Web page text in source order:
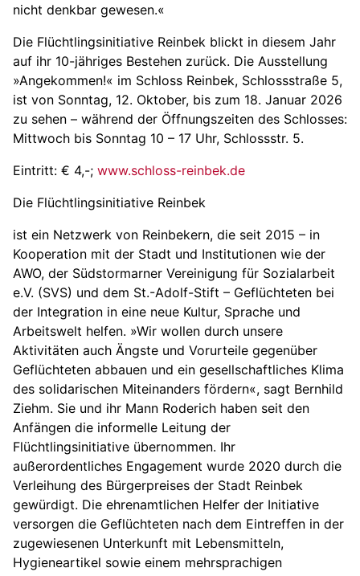
nicht denkbar gewesen.«
Die Flüchtlingsinitiative Reinbek blickt in diesem Jahr
auf ihr 10-jähriges Bestehen zurück. Die Ausstellung
»Angekommen!« im Schloss Reinbek, Schlossstraße 5,
ist von Sonntag, 12. Oktober, bis zum 18. Januar 2026
zu sehen – während der Öffnungszeiten des Schlosses:
Mittwoch bis Sonntag 10 – 17 Uhr, Schlossstr. 5.
Eintritt: € 4,-; www.schloss-reinbek.de
Die Flüchtlingsinitiative Reinbek
ist ein Netzwerk von Reinbekern, die seit 2015 – in
Kooperation mit der Stadt und Institutionen wie der
AWO, der Südstormarner Vereinigung für Sozialarbeit
e.V. (SVS) und dem St.-Adolf-Stift – Geflüchteten bei
der Integration in eine neue Kultur, Sprache und
Arbeitswelt helfen. »Wir wollen durch unsere
Aktivitäten auch Ängste und Vorurteile gegenüber
Geflüchteten abbauen und ein gesellschaftliches Klima
des solidarischen Miteinanders fördern«, sagt Bernhild
Ziehm. Sie und ihr Mann Roderich haben seit den
Anfängen die informelle Leitung der
Flüchtlingsinitiative übernommen. Ihr
außerordentliches Engagement wurde 2020 durch die
Verleihung des Bürgerpreises der Stadt Reinbek
gewürdigt. Die ehrenamtlichen Helfer der Initiative
versorgen die Geflüchteten nach dem Eintreffen in der
zugewiesenen Unterkunft mit Lebensmitteln,
Hygieneartikel sowie einem mehrsprachigen